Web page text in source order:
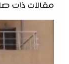
مقالات ذات